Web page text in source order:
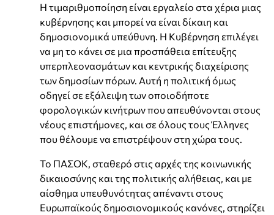
Η τιμαριθμοποίηση είναι εργαλείο στα χέρια μιας
κυβέρνησης και μπορεί να είναι δίκαιη και
δημοσιονομικά υπεύθυνη. Η Κυβέρνηση επιλέγει
να μη το κάνει σε μια προσπάθεια επίτευξης
υπερπλεονασμάτων και κεντρικής διαχείρισης
των δημοσίων πόρων. Αυτή η πολιτική όμως
οδηγεί σε εξάλειψη των οποιοδήποτε
φορολογικών κινήτρων που απευθύνονται στους
νέους επιστήμονες, και σε όλους τους Έλληνες
που θέλουμε να επιστρέψουν στη χώρα τους.
Το ΠΑΣΟΚ, σταθερό στις αρχές της κοινωνικής
δικαιοσύνης και της πολιτικής αλήθειας, και με
αίσθημα υπευθυνότητας απέναντι στους
Ευρωπαϊκούς δημοσιονομικούς κανόνες, στηρίζει